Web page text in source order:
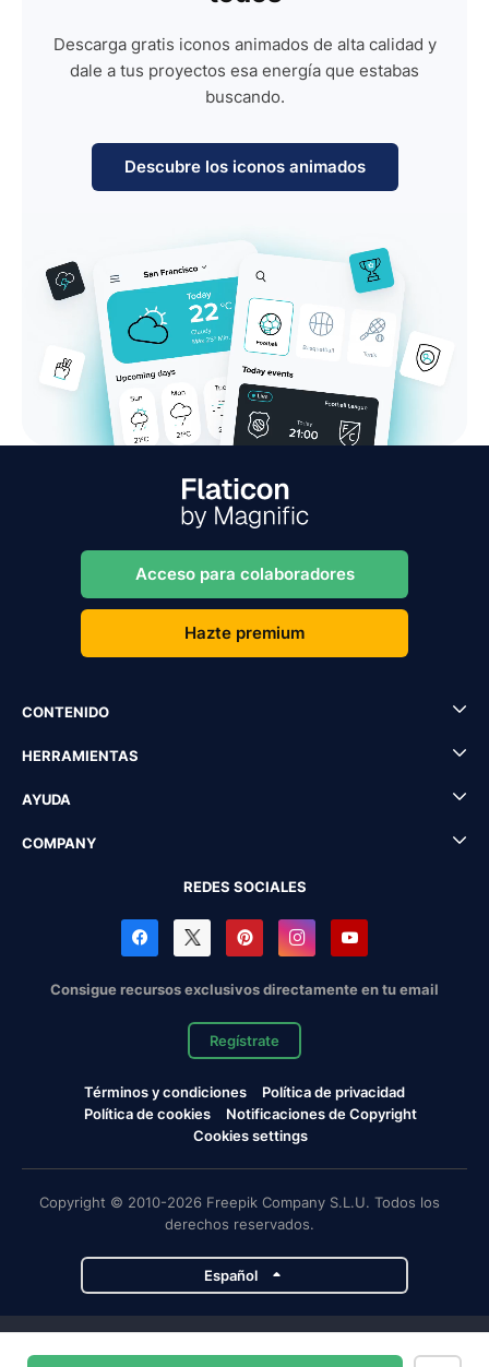
Descarga gratis iconos animados de alta calidad y
dale a tus proyectos esa energía que estabas
buscando.
Descubre los iconos animados
Acceso para colaboradores
Hazte premium
CONTENIDO
HERRAMIENTAS
AYUDA
COMPANY
REDES SOCIALES
Consigue recursos exclusivos directamente en tu email
Regístrate
Términos y condiciones
Política de privacidad
Política de cookies
Notificaciones de Copyright
Cookies settings
Copyright © 2010-2026 Freepik Company S.L.U. Todos los
derechos reservados.
Español